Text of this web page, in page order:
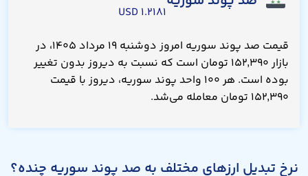
۱.۲۱۸۱ USD
قیمت صد پوند سوریه امروز دوشنبه ۱۹ مرداد ۱۴۰۵، در
بازار ۱۵۲,۳۹۰ تومان است که نسبت به دیروز بدون تغییر
بوده است. هر ۱۰۰ واحد پوند سوریه، دیروز با قیمت
۱۵۲,۳۹۰ تومان معامله می‌شد.
نرخ تبدیل ارزهای مختلف به صد پوند سوریه چنده؟